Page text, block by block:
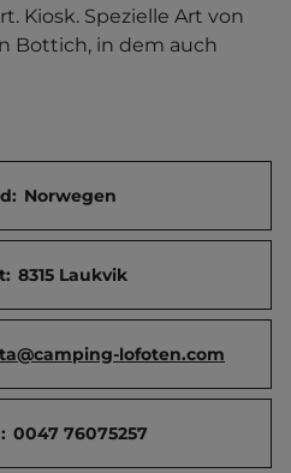
Kiosk. Spezielle Art von
Bottich, in dem auch
werden kann. Tretboote.
Norwegen
8315 Laukvik
lofoten.com
0047 76075257